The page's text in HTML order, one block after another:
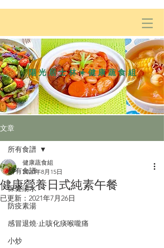
陽光居士林☀️健康蔬食組
文章
所有食譜
保健湯水
防疫素湯
感冒退燒·止咳化痰喉嚨痛
小炒
所有食譜
健康營養日式純素午餐
健康蔬食組
2020年8月15日
已更新： 2021年7月26日